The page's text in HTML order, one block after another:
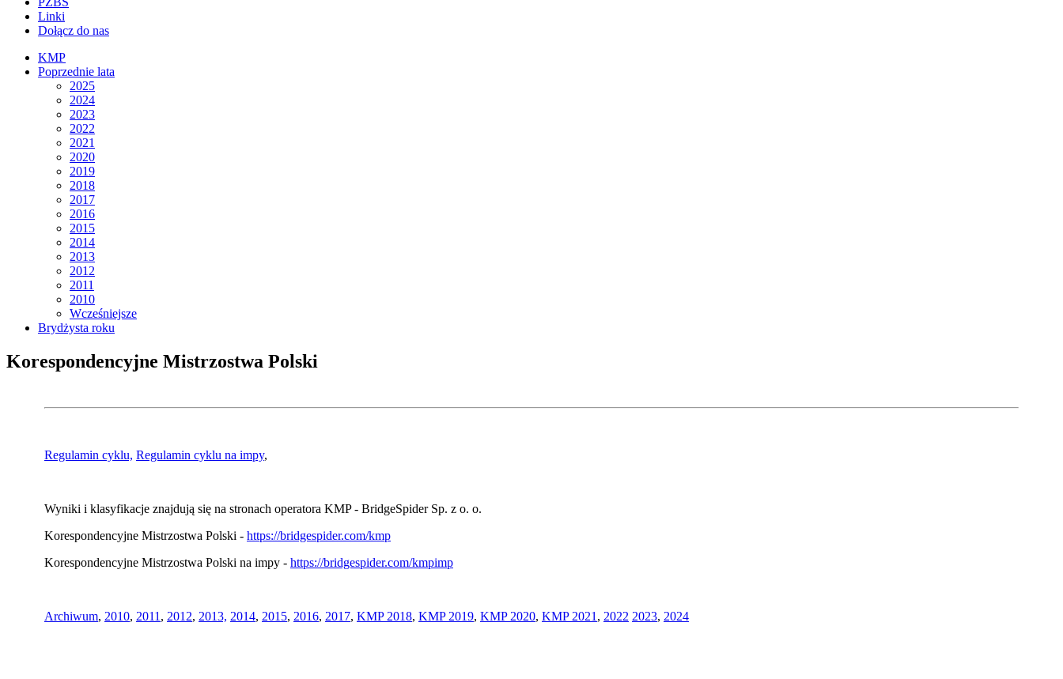
Linki
Dołącz do nas
KMP
Poprzednie lata
2025
2024
2023
2022
2021
2020
2019
2018
2017
2016
2015
2014
2013
2012
2011
2010
Wcześniejsze
Brydżysta roku
Korespondencyjne Mistrzostwa Polski
Regulamin cyklu, Regulamin cyklu na impy,
Wyniki i klasyfikacje znajdują się na stronach operatora KMP - BridgeSpider Sp. z o. o.
Korespondencyjne Mistrzostwa Polski - https://bridgespider.com/kmp
Korespondencyjne Mistrzostwa Polski na impy - https://bridgespider.com/kmpimp
Archiwum, 2010, 2011 , 2012, 2013, 2014, 2015, 2016, 2017, KMP 2018, KMP 2019, KMP 2020, KMP 2021 , 2022 2023, 2024